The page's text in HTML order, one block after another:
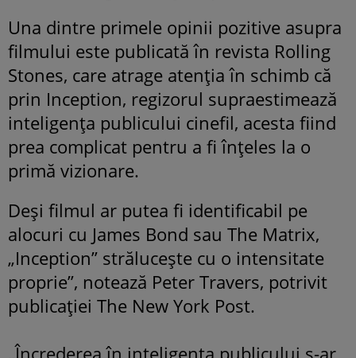
Una dintre primele opinii pozitive asupra
filmului este publicată în revista Rolling
Stones, care atrage atenţia în schimb că
prin Inception, regizorul supraestimează
inteligenţa publicului cinefil, acesta fiind
prea complicat pentru a fi înţeles la o
primă vizionare.
Deşi filmul ar putea fi identificabil pe
alocuri cu James Bond sau The Matrix,
„Inception” străluceşte cu o intensitate
proprie”, notează Peter Travers, potrivit
publicaţiei The New York Post.
„Încrederea în inteligenţa publicului s-ar